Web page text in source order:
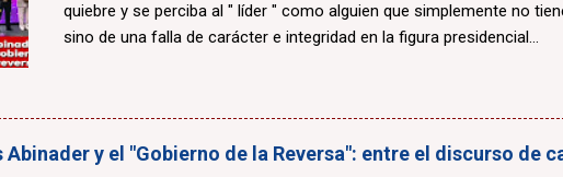
quiebre y se perciba al " líder " como alguien que simplemente no
sino de una falla de carácter e integridad en la figura presidencial...
Abinader y el "Gobierno de la Reversa": entre el discurso de